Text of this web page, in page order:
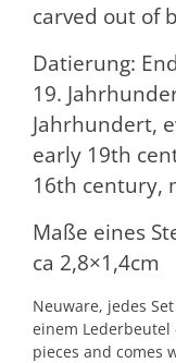
carved out of
Datierung:
19.
Jahrhundert,
early 19th
16th century,
Maße eines
ca 2,8×1,4cm
Neuware, jedes
einem Lederbeutel
pieces and comes